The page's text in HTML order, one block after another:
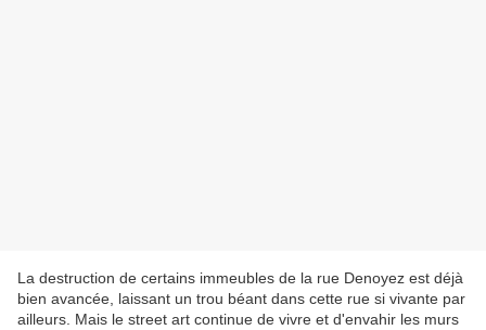
La destruction de certains immeubles de la rue Denoyez est déjà
bien avancée, laissant un trou béant dans cette rue si vivante par
ailleurs. Mais le street art continue de vivre et d'envahir les murs